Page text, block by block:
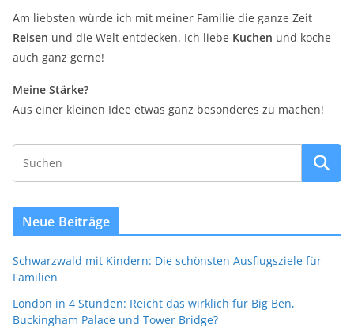
Am liebsten würde ich mit meiner Familie die ganze Zeit
Reisen und die Welt entdecken. Ich liebe Kuchen und koche
auch ganz gerne!
Meine Stärke?
Aus einer kleinen Idee etwas ganz besonderes zu machen!
Neue Beiträge
Schwarzwald mit Kindern: Die schönsten Ausflugsziele für
Familien
London in 4 Stunden: Reicht das wirklich für Big Ben,
Buckingham Palace und Tower Bridge?